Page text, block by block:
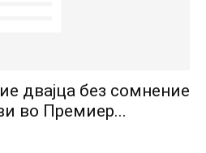
двајца без сомнение
во Премиер...